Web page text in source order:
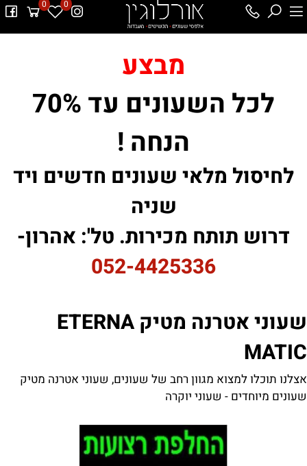
0 0
מבצע
לכל השעונים עד 70%
הנחה !
לחיסול מלאי שעונים חדשים ויד
שניה
דרוש תותח מכירות. טל': אהרון-
052-4425336
שעוני אטרנה מטיק ETERNA
MATIC
אצלנו תוכלו למצוא מגוון רחב של שעונים, שעוני אטרנה מטיק
שעונים מיוחדים - שעוני יוקרה